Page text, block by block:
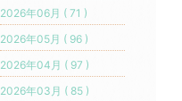
2026年06月 ( 71 )
2026年05月 ( 96 )
2026年04月 ( 97 )
2026年03月 ( 85 )